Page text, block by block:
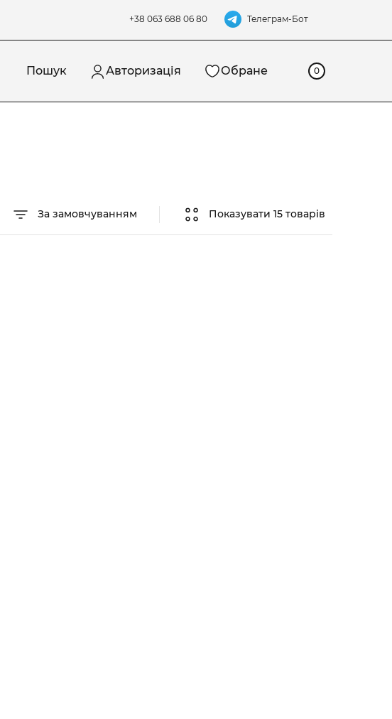
+38 063 688 06 80 Телеграм-Бот
Пошук Авторизація Обране 0
За замовчуванням Показувати 15 товарів